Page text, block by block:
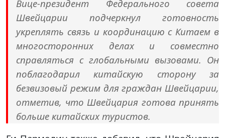
Вице-президент Федерального совета
Швейцарии подчеркнул готовность
укреплять связь и координацию с Китаем в
многосторонних делах и совместно
справляться с глобальными вызовами. Он
поблагодарил китайскую сторону за
безвизовый режим для граждан Швейцарии,
отметив, что Швейцария готова принять
больше китайских туристов.